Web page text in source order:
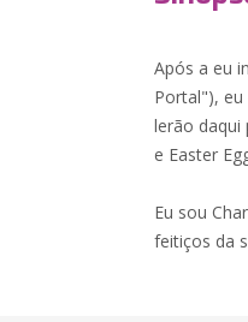
Após a eu
Portal"),
lerão daqui
e Easter
Eu sou
feitiços da